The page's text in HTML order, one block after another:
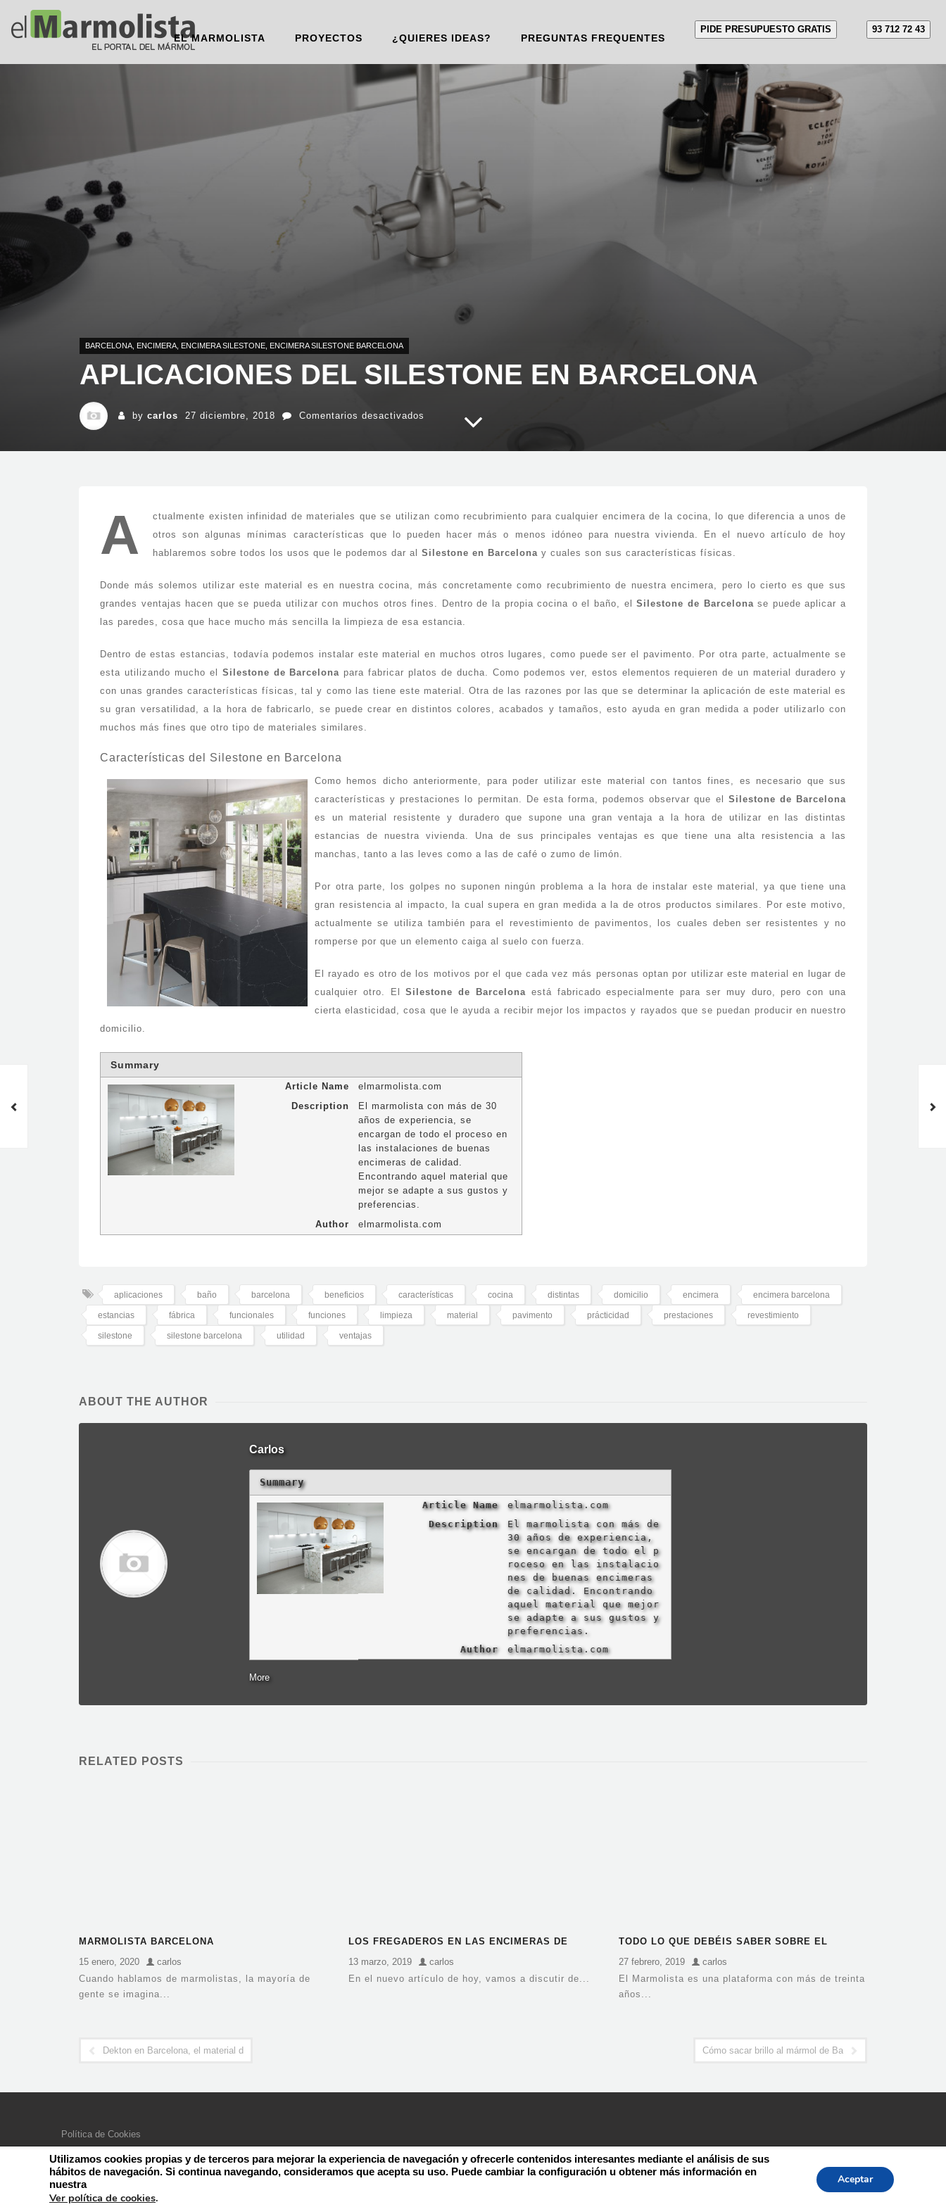
EL MARMOLISTA PROYECTOS ¿QUIERES IDEAS? PREGUNTAS FREQUENTES
PIDE PRESUPUESTO GRATIS 93 712 72 43
BARCELONA ENCIMERA ENCIMERA SILESTONE ENCIMERA SILESTONE BARCELONA
APLICACIONES DEL SILESTONE EN BARCELONA
by carlos 27 diciembre, 2018 Comentarios desactivados
Aplicaciones
en
Dekton en Barcelona, el
material del presente y el
futuro
A
ctualmente existen infinidad de materiales que se utilizan como recubrimiento para cualquier encimera de la cocina, lo que diferencia a unos de
otros son algunas mínimas características que lo pueden hacer más o menos idóneo para nuestra vivienda. En el nuevo artículo de hoy
hablaremos sobre todos los usos que le podemos dar al Silestone en Barcelona y cuales son sus características físicas.
Donde más solemos utilizar este material es en nuestra cocina, más concretamente como recubrimiento de nuestra encimera, pero lo cierto es que sus
grandes ventajas hacen que se pueda utilizar con muchos otros fines. Dentro de la propia cocina o el baño, elSilestone de Barcelonase puede aplicar a
las paredes, cosa que hace mucho más sencilla la limpieza de esa estancia.
Dentro de estas estancias, todavía podemos instalar este material en muchos otros lugares, como puede ser el pavimento. Por otra parte, actualmente se
esta utilizando mucho el Silestone de Barcelona para fabricar platos de ducha. Como podemos ver, estos elementos requieren de un material duradero y
con unas grandes características físicas, tal y como las tiene este material. Otra de las razones por las que se determinar la aplicación de este material es
su gran versatilidad, a la hora de fabricarlo, se puede crear en distintos colores, acabados y tamaños, esto ayuda en gran medida a poder utilizarlo con
muchos más fines que otro tipo de materiales similares.
Características del Silestone en Barcelona
Como hemos dicho anteriormente, para poder utilizar este material con tantos fines, es necesario que sus
características y prestaciones lo permitan. De esta forma, podemos observar que el Silestone de Barcelona
es un material resistente y duradero que supone una gran ventaja a la hora de utilizar en las distintas
estancias de nuestra vivienda. Una de sus principales ventajas es que tiene una alta resistencia a las
manchas, tanto a las leves como a las de café o zumo de limón.
Por otra parte, los golpes no suponen ningún problema a la hora de instalar este material, ya que tiene una
gran resistencia al impacto, la cual supera en gran medida a la de otros productos similares. Por este motivo,
actualmente se utiliza también para el revestimiento de pavimentos, los cuales deben ser resistentes y no
romperse por que un elemento caiga al suelo con fuerza.
El rayado es otro de los motivos por el que cada vez más personas optan por utilizar este material en lugar de
cualquier otro. ElSilestone de Barcelona está fabricado especialmente para ser muy duro, pero con una
cierta elasticidad, cosa que le ayuda a recibir mejor los impactos y rayados que se puedan producir en nuestro
domicilio.
Summary
Article Name
elmarmolista.com
Description
El marmolista con más de 30
años de experiencia, se
encargan de todo el proceso en
las instalaciones de buenas
encimeras de calidad.
Encontrando aquel material que
mejor se adapte a sus gustos y
preferencias.
Author
elmarmolista.com
aplicaciones baño barcelona beneficios características cocina distintas domicilio encimera encimera barcelona
estancias fábrica funcionales funciones limpieza material pavimento prácticidad prestaciones revestimiento
silestone silestone barcelona utilidad ventajas
ABOUT THE AUTHOR
Carlos
Summary
Article Name
elmarmolista.com
Description
El marmolista con más de
30 años de experiencia,
se encargan de todo el p
roceso en las instalacio
nes de buenas encimeras
de calidad. Encontrando
aquel material que mejor
se adapte a sus gustos y
preferencias.
Author
elmarmolista.com
More
RELATED POSTS
MARMOLISTA BARCELONA
15 enero, 2020
carlos
Cuando hablamos de marmolistas, la mayoría de
gente se imagina...
LOS FREGADEROS EN LAS ENCIMERAS DE
NEOLITH
13 marzo, 2019
carlos
En el nuevo artículo de hoy, vamos a discutir de...
TODO LO QUE DEBÉIS SABER SOBRE EL
DEKTON EN BARCELONA
27 febrero, 2019
carlos
El Marmolista es una plataforma con más de treinta
años...
Dekton en Barcelona, el material del presente y el futuro Cómo sacar brillo al mármol de Barcelona
Política de Cookies
Aviso Legal – Política de Privacidad
Utilizamos cookies propias y de terceros para mejorar la experiencia de navegación y ofrecerle contenidos interesantes mediante el análisis de sus
hábitos de navegación. Si continua navegando, consideramos que acepta su uso. Puede cambiar la configuración u obtener más información en
nuestra
Ver política de cookies.
Aceptar